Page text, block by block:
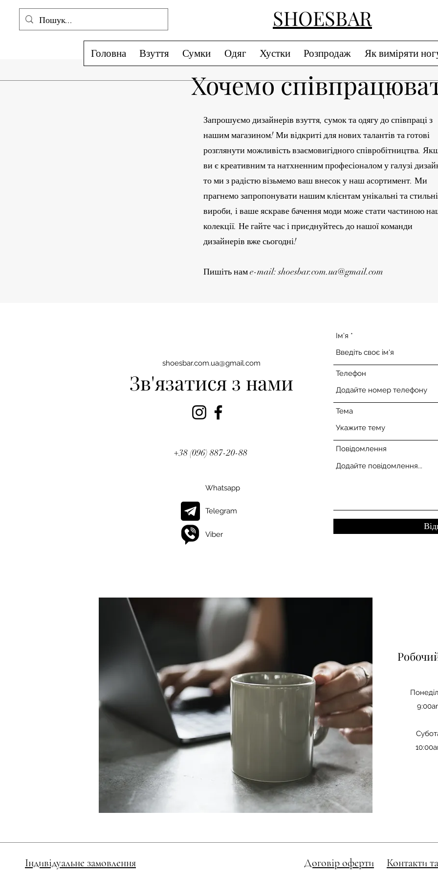
SHOESBAR
Головна Взуття Сумки Одяг Хустки Розпродаж Як виміряти
Хочемо
Запрошуємо дизайнерів взуття, сумок та одягу до співпраці з
нашим магазином! Ми відкриті для нових талантів та готові
розглянути можливість взаємовигідного співробітництва.
ви є креативним та натхненним професіоналом у галузі
то ми з радістю візьмемо ваш внесок у наш асортимент. Ми
прагнемо запропонувати нашим клієнтам унікальні та стильні
вироби, і ваше яскраве бачення моди може стати частиною
колекції. Не гайте час і приєднуйтесь до нашої команди
дизайнерів вже сьогодні!
Пишіть нам e-mail:shoesbar.com.ua@gmail.com
Зв'язатися з нами
shoesbar.com.ua@gmail.com
+38 (096) 887-20-88
Whatsapp
Telegram
Viber
Ім'я
Телефон
Тема
Повідомлення
Індивідуальне замовлення Договір оферти Контакти